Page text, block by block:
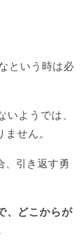
という時は必
いようでは、
せん。
、引き返す勇
、どこからが